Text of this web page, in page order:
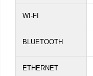
WI-FI
BLUETOOTH
ETHERNET